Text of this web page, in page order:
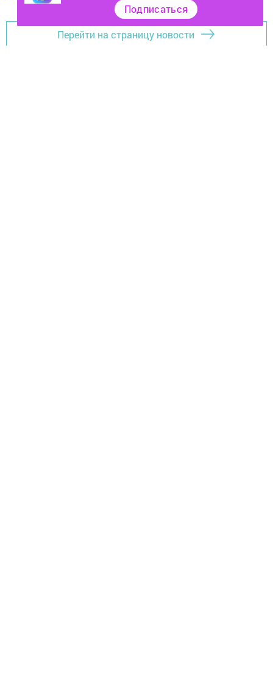
Перейти на страницу новости
Подписаться